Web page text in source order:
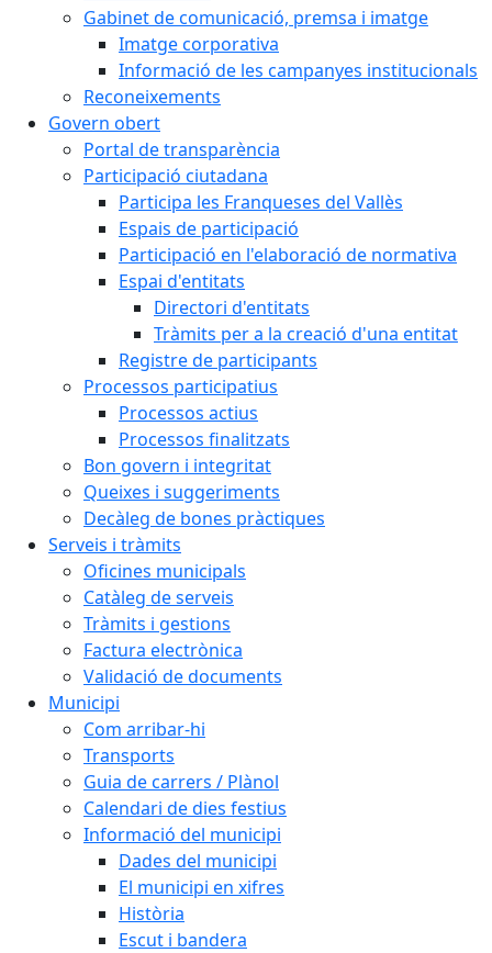
Gabinet de comunicació, premsa i imatge
Imatge corporativa
Informació de les campanyes institucionals
Reconeixements
Govern obert
Portal de transparència
Participació ciutadana
Participa les Franqueses del Vallès
Espais de participació
Participació en l'elaboració de normativa
Espai d'entitats
Directori d'entitats
Tràmits per a la creació d'una entitat
Registre de participants
Processos participatius
Processos actius
Processos finalitzats
Bon govern i integritat
Queixes i suggeriments
Decàleg de bones pràctiques
Serveis i tràmits
Oficines municipals
Catàleg de serveis
Tràmits i gestions
Factura electrònica
Validació de documents
Municipi
Com arribar-hi
Transports
Guia de carrers / Plànol
Calendari de dies festius
Informació del municipi
Dades del municipi
El municipi en xifres
Història
Escut i bandera